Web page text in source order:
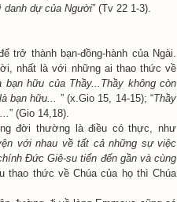
danh dự của Người” (Tv 22 1-3).
thành bạn-đồng-hành của Ngài.
nhất là với những ai thao thức về
bạn hữu của Thầy...Thầy không còn
bạn hữu... ” (x.Gio 15, 14-15); “Thầy
” (Gio 14,18).
đời thường là điều có thực, như
với nhau về tất cả những sự việc
Đức Giê-su tiến đến gần và cùng
thao thức về Chúa của họ thì Chúa